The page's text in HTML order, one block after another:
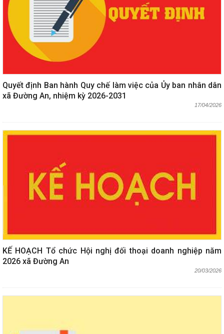
Quyết định Ban hành Quy chế làm việc của Ủy ban nhân dân
xã Đường An, nhiệm kỳ 2026-2031
17/04/2026
KẾ HOẠCH Tổ chức Hội nghị đối thoại doanh nghiệp năm
2026 xã Đường An
20/03/2026